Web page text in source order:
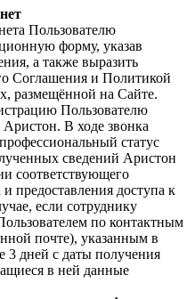
Пользователю
форму, указав
а также выразить
Соглашения и Политикой
размещённой на Сайте.
Пользователю
Аристон. В ходе звонка
статус
сведений Аристон
соответствующего
предоставления доступа к
если сотруднику
по контактным
почте), указанным в
3 дней с даты получения
в ней данные